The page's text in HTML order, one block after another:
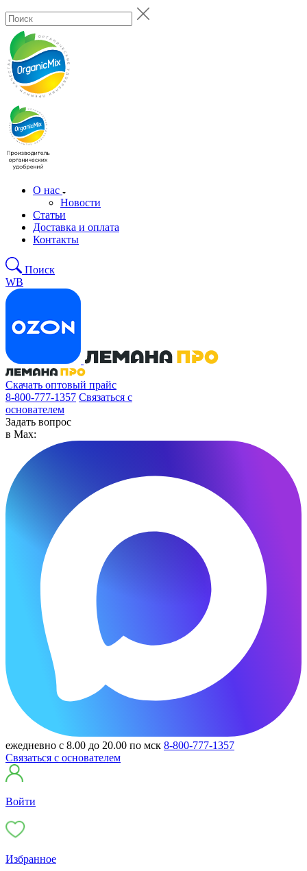
О нас
Новости
Статьи
Доставка и оплата
Контакты
Поиск
WB
Скачать оптовый прайс
8-800-777-1357 Связаться с
основателем
Задать вопрос
в Max:
ежедневно с 8.00 до 20.00 по мск 8-800-777-1357
Связаться с основателем
Войти
Избранное